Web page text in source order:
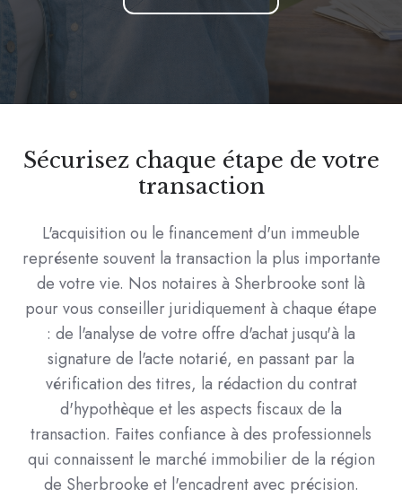
Sécurisez chaque étape de votre
transaction
L'acquisition ou le financement d'un immeuble
représente souvent la transaction la plus importante
de votre vie. Nos notaires à Sherbrooke sont là
pour vous conseiller juridiquement à chaque étape
: de l'analyse de votre offre d'achat jusqu'à la
signature de l'acte notarié, en passant par la
vérification des titres, la rédaction du contrat
d'hypothèque et les aspects fiscaux de la
transaction. Faites confiance à des professionnels
qui connaissent le marché immobilier de la région
de Sherbrooke et l'encadrent avec précision.